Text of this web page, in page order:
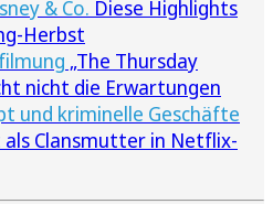
& Co. Diese Highlights
Herbst
„The Thursday
nicht die Erwartungen
und kriminelle Geschäfte
Clansmutter in Netflix-